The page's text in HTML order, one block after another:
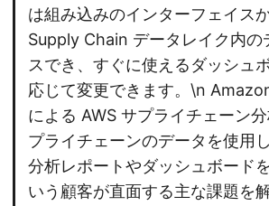
は組み込みのインターフェイス
Supply Chain データレイク内の
スでき、すぐに使えるダッシュ
応じて変更できます。\n
による AWS サプライチェーン
プライチェーンのデータを使用
分析レポートやダッシュボード
いう顧客が直面する主な課題を